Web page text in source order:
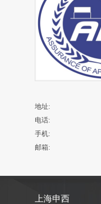
地址:
电话:
手机:
邮箱:
上海申西